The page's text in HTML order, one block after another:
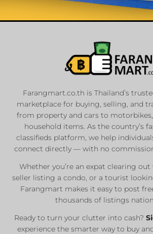
List
Real
Farangmart.co.th is Thailand’s
marketplace for buying, selling, and
from property and cars to
household items. As the country’s
classifieds platform, we help
connect directly — with no
Whether you’re an expat clearing
seller listing a condo, or a tourist
Farangmart makes it easy to post
thousands of listings
Ready to turn your clutter into cash?
experience the smarter way to buy